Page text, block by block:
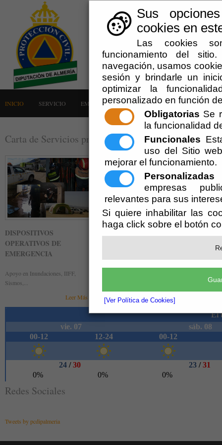
Sus
cookies en
Las cookies
funcionamiento del
navegación, usamos
sesión y brindarle un
optimizar la
personalizado en función
Obligatorias Se
la funcionalidad
Funcionales
uso del Sitio
mejorar el funcionamiento.
Personalizadas
empresas
relevantes para sus
Si quiere inhabilitar las
haga click sobre el botón
[Ver Política de Cookies]
INICIO SERVICIO EMERGENCIAS LA AGRUPACIÓN AVISOS
Carta de Servicios prestados a las entidades locales
DISPOSITIVOS
OPERATIVOS DE
EMERGENCIA
Apoyo en Inundaciones, IIFF,
Sismos,...
Leer Más »
BÚSQUEDA Y RESCATE
Redes Sociales
Tweets by pcdipalmeria